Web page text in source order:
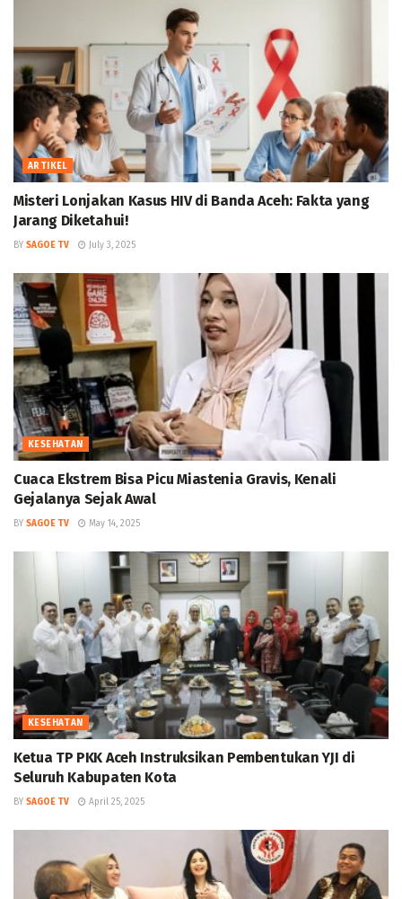
ARTIKEL
Misteri Lonjakan Kasus HIV di Banda Aceh: Fakta yang
Jarang Diketahui!
BY SAGOE TV July 3, 2025
KESEHATAN
Cuaca Ekstrem Bisa Picu Miastenia Gravis, Kenali
Gejalanya Sejak Awal
BY SAGOE TV May 14, 2025
KESEHATAN
Ketua TP PKK Aceh Instruksikan Pembentukan YJI di
Seluruh Kabupaten Kota
BY SAGOE TV April 25, 2025